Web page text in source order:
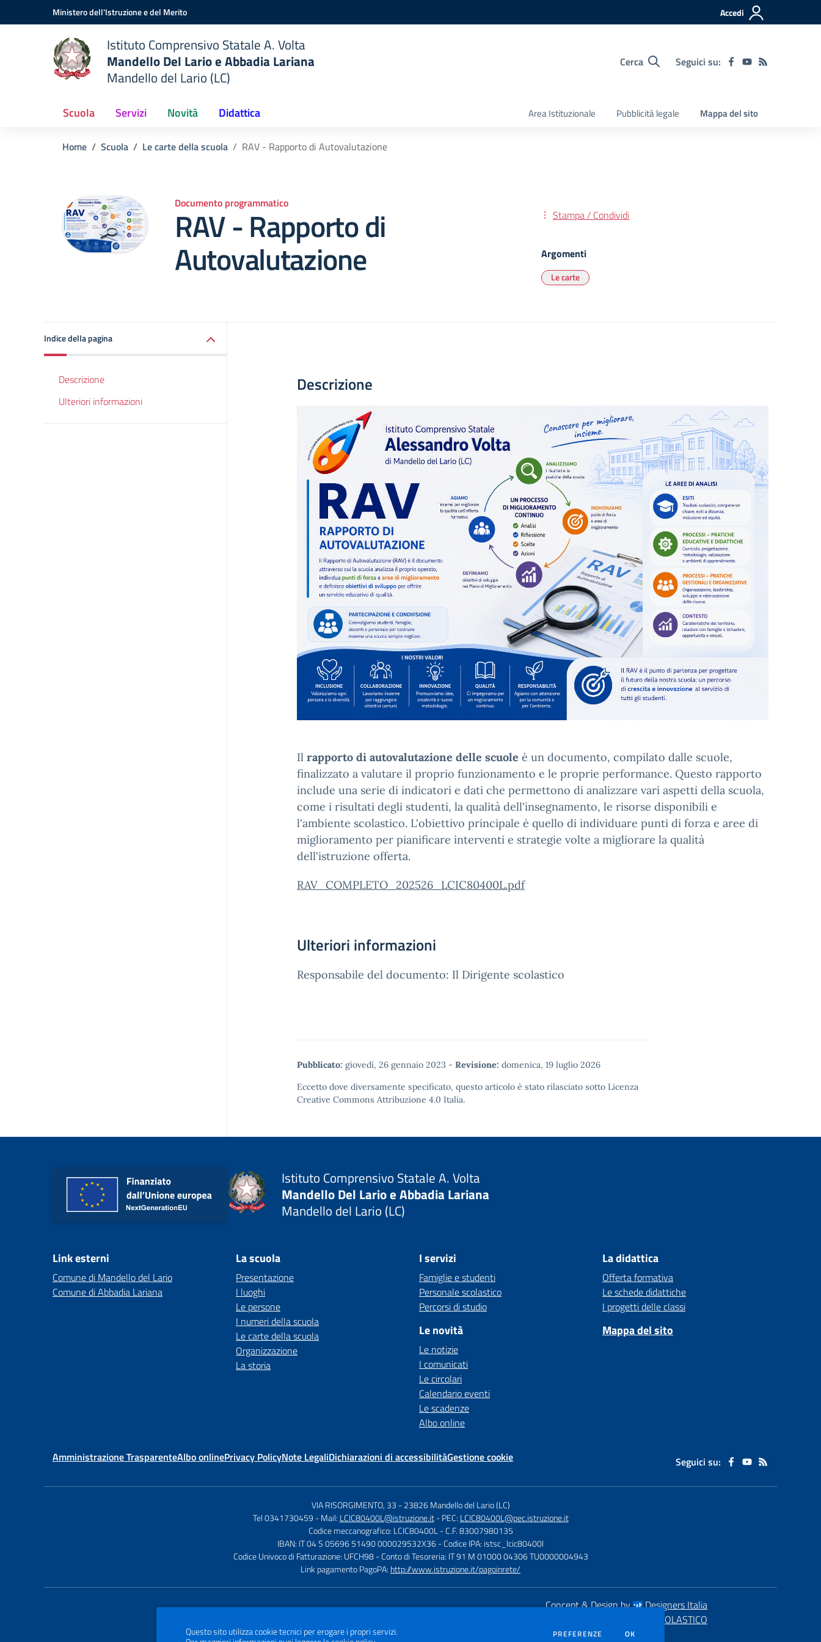
Vai ai contenuti
Vai al menu di navigazioneMinistero dell'Istruzione e del Merito Accedi
Istituto Comprensivo Statale A. Volta
Mandello Del Lario e Abbadia Lariana
Mandello del Lario (LC)
Cerca Seguici su:
Scuola Servizi Novità Didattica Area Istituzionale Pubblicità legale Mappa del sito
Home Scuola Le carte della scuola RAV - Rapporto di Autovalutazione
Documento programmatico
RAV - Rapporto di
Autovalutazione
Stampa / Condividi
Argomenti
Le carte
Indice della pagina
Descrizione
Ulteriori informazioni
Descrizione
Il rapporto di autovalutazione delle scuole è un documento, compilato dalle scuole,
finalizzato a valutare il proprio funzionamento e le proprie performance. Questo rapporto
include una serie di indicatori e dati che permettono di analizzare vari aspetti della scuola,
come i risultati degli studenti, la qualità dell'insegnamento, le risorse disponibili e
l'ambiente scolastico. L'obiettivo principale è quello di individuare punti di forza e aree di
miglioramento per pianificare interventi e strategie volte a migliorare la qualità
dell'istruzione offerta.
RAV_COMPLETO_202526_LCIC80400L.pdf
Ulteriori informazioni
Responsabile del documento: Il Dirigente scolastico
Pubblicato: giovedì, 26 gennaio 2023 - Revisione: domenica, 19 luglio 2026
Eccetto dove diversamente specificato, questo articolo è stato rilasciato sotto Licenza
Creative Commons Attribuzione 4.0 Italia.
Istituto Comprensivo Statale A. Volta
Mandello Del Lario e Abbadia Lariana
Mandello del Lario (LC)
Link esterni
Comune di Mandello del Lario
Comune di Abbadia Lariana
La scuola
Presentazione
I luoghi
Le persone
I numeri della scuola
Le carte della scuola
Organizzazione
La storia
I servizi
Famiglie e studenti
Personale scolastico
Percorsi di studio
Le novità
Le notizie
I comunicati
Le circolari
Calendario eventi
Le scadenze
Albo online
La didattica
Offerta formativa
Le schede didattiche
I progetti delle classi
Mappa del sito
Amministrazione TrasparenteAlbo onlinePrivacy PolicyNote LegaliDichiarazioni di accessibilitàGestione cookie Seguici su:
VIA RISORGIMENTO, 33 -23826 Mandello del Lario (LC)
Tel 0341730459 - Mail: LCIC80400L@istruzione.it - PEC: LCIC80400L@pec.istruzione.it
Codice meccanografico: LCIC80400L - C.F. 83007980135
IBAN: IT 04 S 05696 51490 000029532X36- Codice IPA: istsc_lcic80400l
Codice Univoco di Fatturazione: UFCH98 - Conto di Tesoreria: IT 91 M 01000 04306 TU0000004943
Link pagamento PagoPA: http://www.istruzione.it/pagoinrete/
Concept & Design by
Designers Italia
SCUOLASTICO
Questo sito utilizza cookie tecnici per erogare i propri servizi. PREFERENZE DEI COOKIE
OK